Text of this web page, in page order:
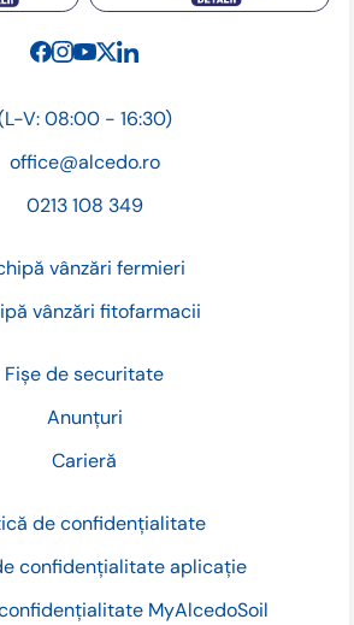
Fișe de securitate
Anunțuri
Carieră
de confidențialitate
confidențialitate aplicație
MyAlcedoSoil
V: 08:00 - 16:30)
office@alcedo.ro
0213 108 349
vânzări fermieri
vânzări fitofarmacii